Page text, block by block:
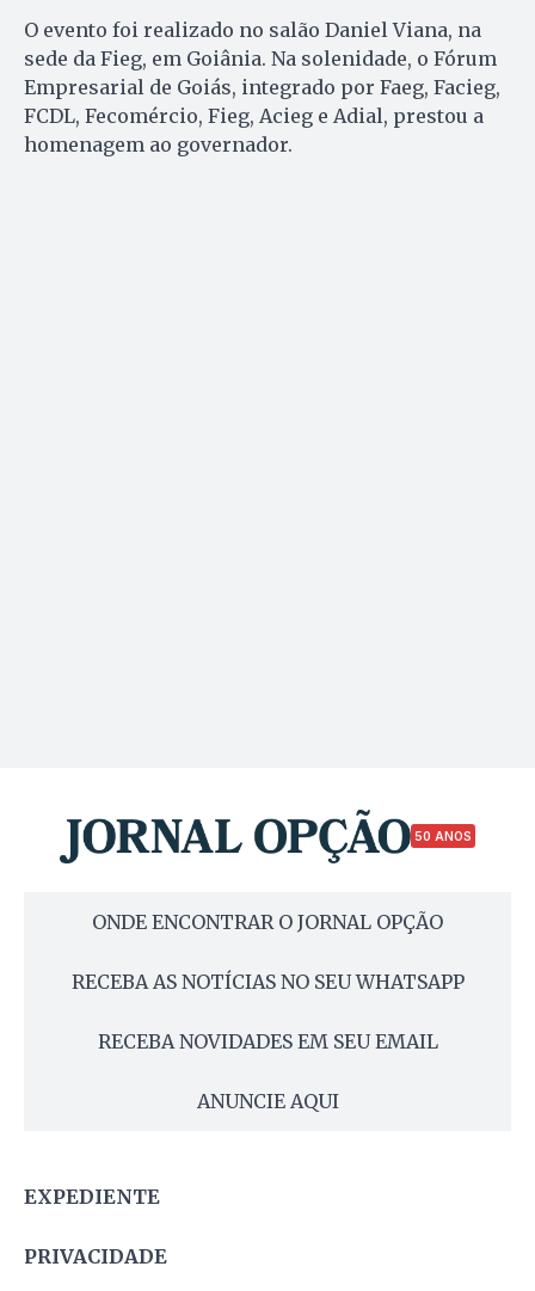
O evento foi realizado no salão Daniel Viana, na
sede da Fieg, em Goiânia. Na solenidade, o Fórum
Empresarial de Goiás, integrado por Faeg, Facieg,
FCDL, Fecomércio, Fieg, Acieg e Adial, prestou a
homenagem ao governador.
50 ANOS
ONDE ENCONTRAR O JORNAL OPÇÃO
RECEBA AS NOTÍCIAS NO SEU WHATSAPP
RECEBA NOVIDADES EM SEU EMAIL
ANUNCIE AQUI
EXPEDIENTE
PRIVACIDADE